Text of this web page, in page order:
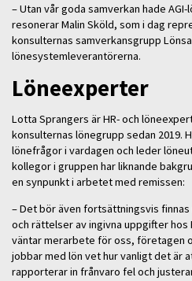
– Utan vår goda samverkan hade
resonerar Malin Sköld, som i dag
konsulternas samverkansgrupp
lönesystemleverantörerna.
Löneexperter
Lotta Sprangers är HR- och
konsulternas lönegrupp sedan 2019.
lönefrågor i vardagen och leder
kollegor i gruppen har liknande
en synpunkt i arbetet med remissen:
– Det bör även fortsättningsvis
och rättelser av ingivna uppgifter hos
väntar merarbete för oss, företagen
jobbar med lön vet hur vanligt det är
rapporterar in frånvaro fel och